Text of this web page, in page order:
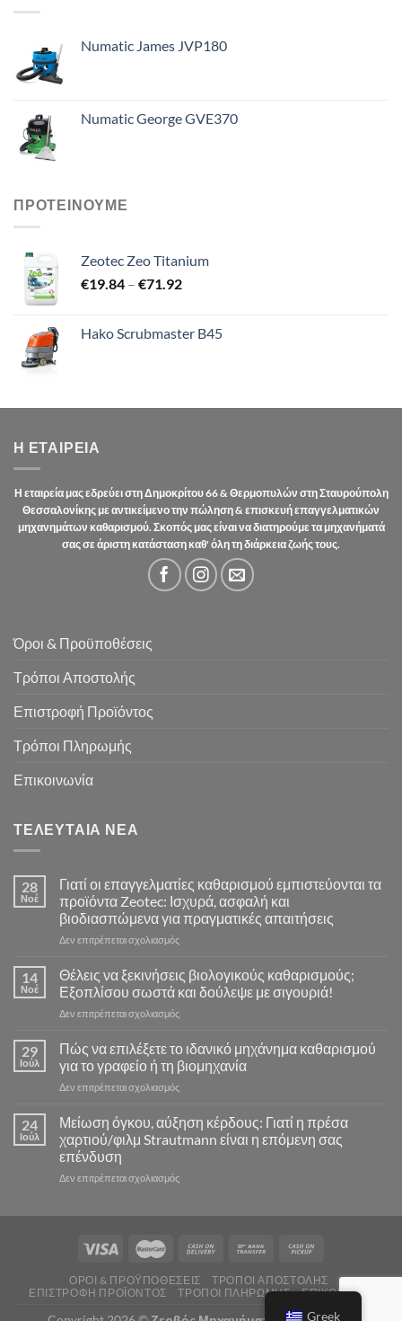
Numatic James JVP180
Numatic George GVE370
ΠΡΟΤΕΙΝΟΥΜΕ
Zeotec Zeo Titanium
€19.84 – €71.92Price
through
Hako Scrubmaster B45
Η ΕΤΑΙΡΕΊΑ
Η εταιρεία μας εδρεύει στη Δημοκρίτου 66 & Θερμοπυλών στη Σταυρούπολη
Θεσσαλονίκης με αντικείμενο την πώληση & επισκευή επαγγελματικών
μηχανημάτων καθαρισμού. Σκοπός μας είναι να διατηρούμε τα μηχανήματά
σας σε άριστη κατάσταση καθ' όλη τη διάρκεια ζωής τους.
Όροι & Προϋποθέσεις
Τρόποι Αποστολής
Επιστροφή Προϊόντος
Τρόποι Πληρωμής
Επικοινωνία
ΤΕΛΕΥΤΑΊΑ ΝΈΑ
28
Νοέ
Γιατί οι επαγγελματίες καθαρισμού εμπιστεύονται τα
προϊόντα Zeotec: Ισχυρά, ασφαλή και
βιοδιασπώμενα για πραγματικές απαιτήσεις
Δεν επιτρέπεται σχολιασμόςστο
επαγγελματίες
καθαρισμού
εμπιστεύονται
προϊόντα
Zeotec:
Ισχυρά,
ασφαλή
βιοδιασπώμενα
για
14
Νοέ
Θέλεις να ξεκινήσεις βιολογικούς καθαρισμούς;
Εξοπλίσου σωστά και δούλεψε με σιγουριά!
Δεν επιτρέπεται σχολιασμόςστο
ξεκινήσεις
βιολογικούς
καθαρισμούς;
σωστά
και
σιγουριά!
29
Ιούλ
Πώς να επιλέξετε το ιδανικό μηχάνημα καθαρισμού
για το γραφείο ή τη βιομηχανία
Δεν επιτρέπεται σχολιασμόςστο
επιλέξετε
το
μηχάνημα
βιομηχανία
24
Ιούλ
Μείωση όγκου, αύξηση κέρδους: Γιατί η πρέσα
χαρτιού/φιλμ Strautmann είναι η επόμενη σας
επένδυση
Δεν επιτρέπεται σχολιασμόςστο
Γιατί
πρέσα
χαρτιού/
φιλμ
ΌΡΟΙ & ΠΡΟΫΠΟΘΈΣΕΙΣ
ΤΡΌΠΟΙ ΑΠΟΣΤΟΛΉΣ
ΕΠΙΣΤΡΟΦΉ ΠΡΟΪΌΝΤΟΣ
ΤΡΌΠΟΙ ΠΛΗΡΩΜΉΣ ΕΠΙΚΟΙΝΩΝΊΑ
Greek